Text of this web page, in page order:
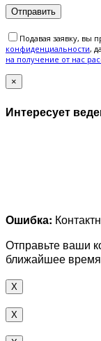
Подавая заявку, вы
конфиденциальности,
на получение от нас
×
Интересует
Ошибка:
Отправьте ваши
ближайшее
X
X